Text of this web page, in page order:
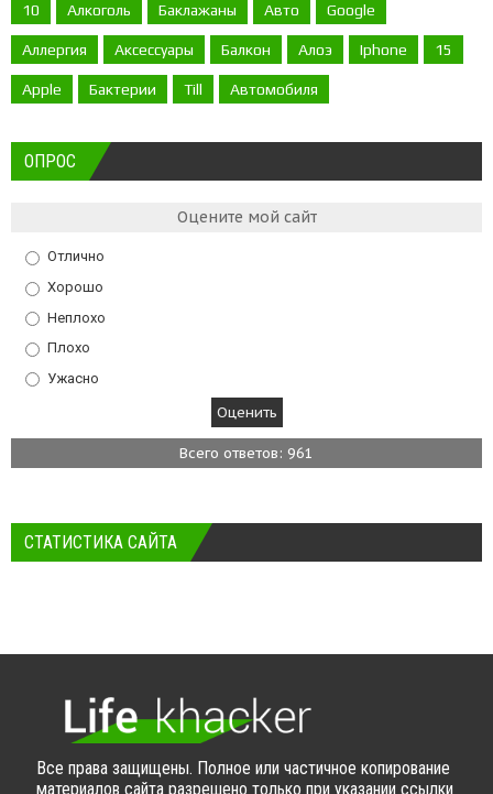
10 Алкоголь Баклажаны Авто Google
Аллергия Аксессуары Балкон Алоэ Iphone 15
Apple Бактерии Till Автомобиля
ОПРОС
Оцените мой сайт
Отлично
Хорошо
Неплохо
Плохо
Ужасно
Всего ответов: 961
СТАТИСТИКА САЙТА
Все права защищены. Полное или частичное копирование
материалов сайта разрешено только при указании ссылки